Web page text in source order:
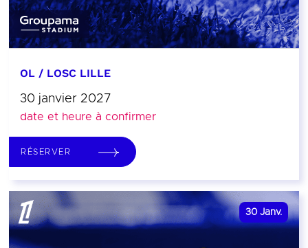
OL / LOSC LILLE
30 janvier 2027
date et heure à confirmer
RÉSERVER
30 Janv.